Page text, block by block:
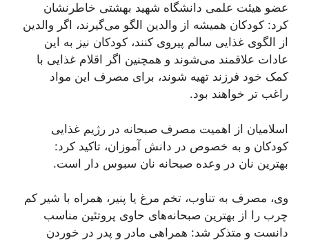
عضو هیئت علمی دانشگاه شهید بهشتی خاطرنشان
کرد: کودکان همیشه از والدین الگو می‌گیرند، اگر والدین
از الگوی غذایی سالم پیروی کنند، کودکان نیز به این
عادات علاقمند می‌شوند و همچنین اگر اقلام غذایی با
کمک خود فرزند تهیه شوند، برای مصرف این مواد
راغب تر خواهند بود.
اسلامیان از اهمیت مصرف صبحانه در رژیم غذایی
کودکان و به خصوص در دانش آموزان، تاکید کرد:
بهترین نان در وعده صبحانه نان سبوس دار است.
وی، مصرف به تناوب، تخم مرغ یا پنیر، همراه با شیر کم
چرب را از بهترین صبحانه‌های حاوی پروتئین مناسب
دانست و متذکر شد: همراهی مادر و پدر در خوردن